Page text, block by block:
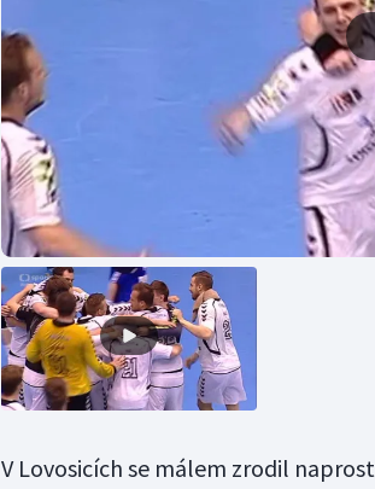
V Lovosicích se málem zrodil